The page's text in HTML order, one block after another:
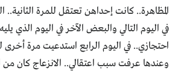
المظاهرة.. كانت إحداهن تعتقل للمرة
في اليوم التالي والبعض الآخر في اليوم الذي
احتجازي.. في اليوم الرابع استدعيت مرة
وعندها عرفت سبب اعتقالي.. الانزعاج كان من